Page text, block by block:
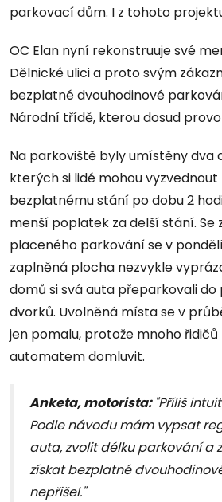
parkovací dům. I z tohoto
OC Elan nyní rekonstruuje své
Dělnické ulici a proto svým
bezplatné dvouhodinové
Národní třídě, kterou dosud
Na parkoviště byly umístěny dva
kterých si lidé mohou
bezplatnému stání po dobu 2
menší poplatek za delší stání. Se
placeného parkování se v
zaplněná plocha nezvykle
domů si svá auta přeparkovali
dvorků. Uvolněná místa se v
jen pomalu, protože mnoho
automatem domluvit.
Anketa, motorista: "Příliš
Podle návodu mám vypsat
auta, zvolit délku parkování a
získat bezplatné
nepřišel."